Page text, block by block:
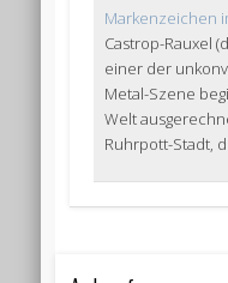
Markenzeichen
Castrop-Rauxel
einer der
Metal-Szene
Welt
Ruhrpott-Stadt,